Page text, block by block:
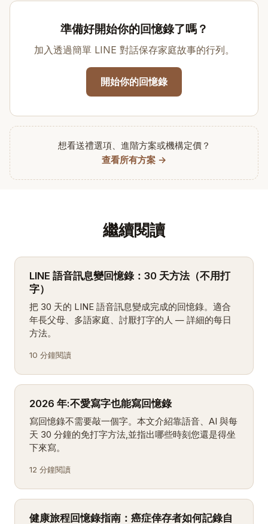
準備好開始你的回憶錄了嗎？
加入透過簡單 LINE 對話保存家庭故事的行列。
開始你的回憶錄
想看送禮選項、進階方案或機構定價？
查看所有方案 →
繼續閱讀
LINE 語音訊息變回憶錄：30 天方法（不用打
字）
把 30 天的 LINE 語音訊息變成完成的回憶錄。適合
年長父母、多語家庭、討厭打字的人 — 詳細的每日
方法。
10 分鐘閱讀
2026 年:不愛寫字也能寫回憶錄
寫回憶錄不需要敲一個字。本文介紹靠語音、AI 與每
天 30 分鐘的免打字方法,並指出哪些時刻您還是得坐
下來寫。
12 分鐘閱讀
健康旅程回憶錄指南：癌症倖存者如何記錄自